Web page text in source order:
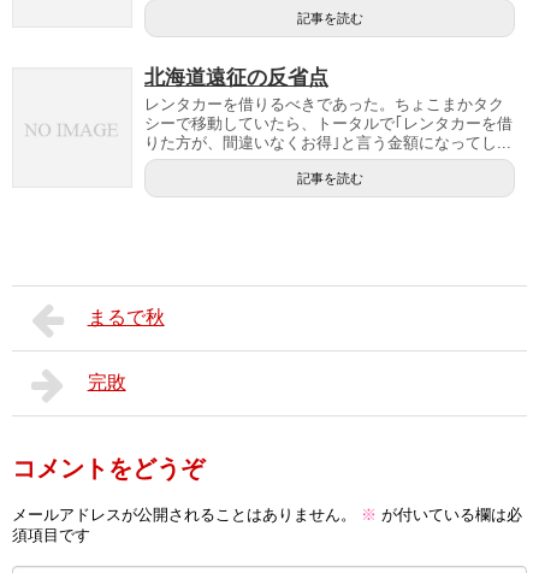
記事を読む
北海道遠征の反省点
レンタカーを借りるべきであった。ちょこまかタク
シーで移動していたら、トータルで｢レンタカーを借
りた方が、間違いなくお得｣と言う金額になってし...
記事を読む
まるで秋
完敗
コメントをどうぞ
メールアドレスが公開されることはありません。 ※ が付いている欄は必
須項目です